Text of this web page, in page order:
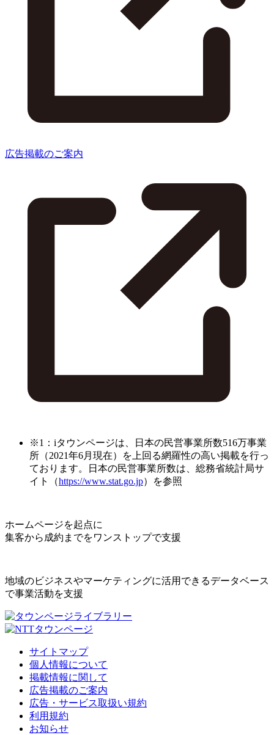
広告掲載のご案内
※1：iタウンページは、日本の民営事業所数516万事業
所（2021年6月現在）を上回る網羅性の高い掲載を行っ
ております。日本の民営事業所数は、総務省統計局サ
イト（https://www.stat.go.jp）を参照
ホームページを起点に
集客から成約までをワンストップで支援
地域のビジネスやマーケティングに活用できるデータベース
で事業活動を支援
サイトマップ
個人情報について
掲載情報に関して
広告掲載のご案内
広告・サービス取扱い規約
利用規約
お知らせ